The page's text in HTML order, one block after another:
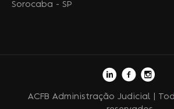
Sorocaba - SP
ACFB Administração Judicial |